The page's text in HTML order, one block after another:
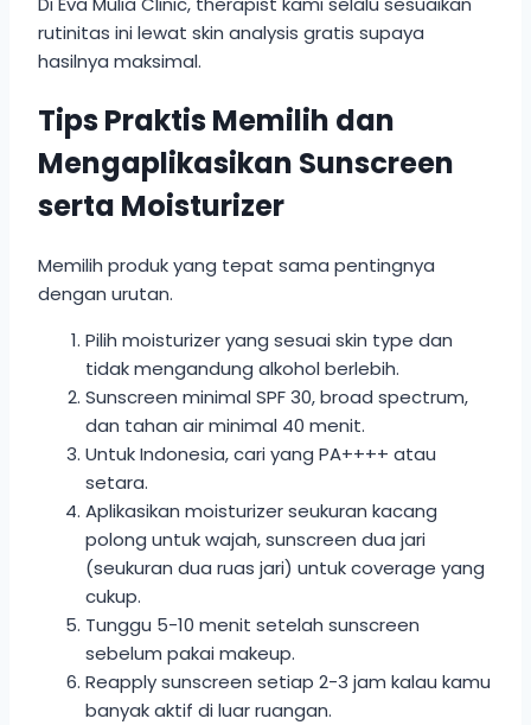
rutinitas ini lewat skin analysis gratis supaya
hasilnya maksimal.
Tips Praktis Memilih dan
Mengaplikasikan Sunscreen
serta Moisturizer
Memilih produk yang tepat sama pentingnya
dengan urutan.
Pilih moisturizer yang sesuai skin type dan
tidak mengandung alkohol berlebih.
Sunscreen minimal SPF 30, broad spectrum,
dan tahan air minimal 40 menit.
Untuk Indonesia, cari yang PA++++ atau
setara.
Aplikasikan moisturizer seukuran kacang
polong untuk wajah, sunscreen dua jari
(seukuran dua ruas jari) untuk coverage yang
cukup.
Tunggu 5-10 menit setelah sunscreen
sebelum pakai makeup.
Reapply sunscreen setiap 2-3 jam kalau kamu
banyak aktif di luar ruangan.